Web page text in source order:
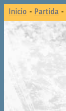
Inicio - Partida -